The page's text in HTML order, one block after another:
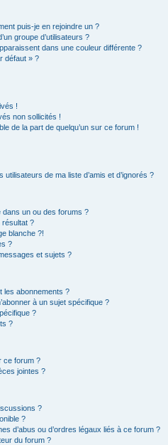
puis-je en rejoindre un ?
groupe d’utilisateurs ?
dans une couleur différente ?
défaut » ?
!
non sollicités !
de la part de quelqu’un sur ce forum !
de ma liste d’amis et d’ignorés ?
un ou des forums ?
résultat ?
blanche ?!
?
et sujets ?
les abonnements ?
à un sujet spécifique ?
?
?
ce forum ?
jointes ?
?
?
d’abus ou d’ordres légaux liés à ce forum ?
du forum ?